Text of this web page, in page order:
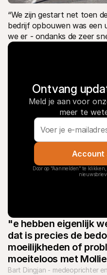
“We zijn gestart net toen
bedrijf opbouwen was een
we er - ondanks de zeer
Ontvang
Meld je aan voor
meer te
Account
Door op "Aanmelden" te
"e hebben eigenlijk
dat is precies de
moeilijkheden of
moeiteloos met
Bart Dingjan - medeoprichter